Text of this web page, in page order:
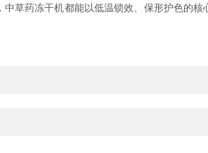
草药冻干机都能以低温锁效、保形护色的